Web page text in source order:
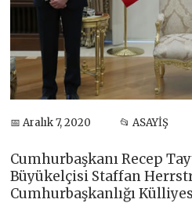
📅 Aralık 7, 2020 📂 ASAYİŞ
Cumhurbaşkanı Recep
Büyükelçisi Staffan
Cumhurbaşkanlığı